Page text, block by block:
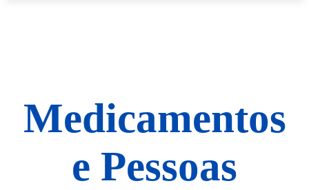
Medicamentos
e Pessoas